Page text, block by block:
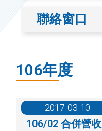
聯絡窗口
106年度
106/02 合併營收
2017-03-10